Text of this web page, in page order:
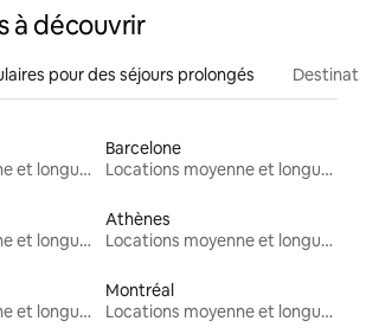
à découvrir
pour des séjours prolongés
Locations moyenne et longue durée
Barcelone
Locations moyenne et longue durée
Locations moyenne et longue durée
Athènes
Locations moyenne et longue durée
Locations moyenne et longue durée
Montréal
Locations moyenne et longue durée